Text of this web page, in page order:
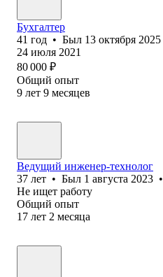
Бухгалтер
41 год • Был 13 октября 2025
24 июля 2021
80 000 ₽
Общий опыт
9 лет 9 месяцев
Ведущий инженер-технолог
37 лет • Был 1 августа 2023 •
Не ищет работу
Общий опыт
17 лет 2 месяца